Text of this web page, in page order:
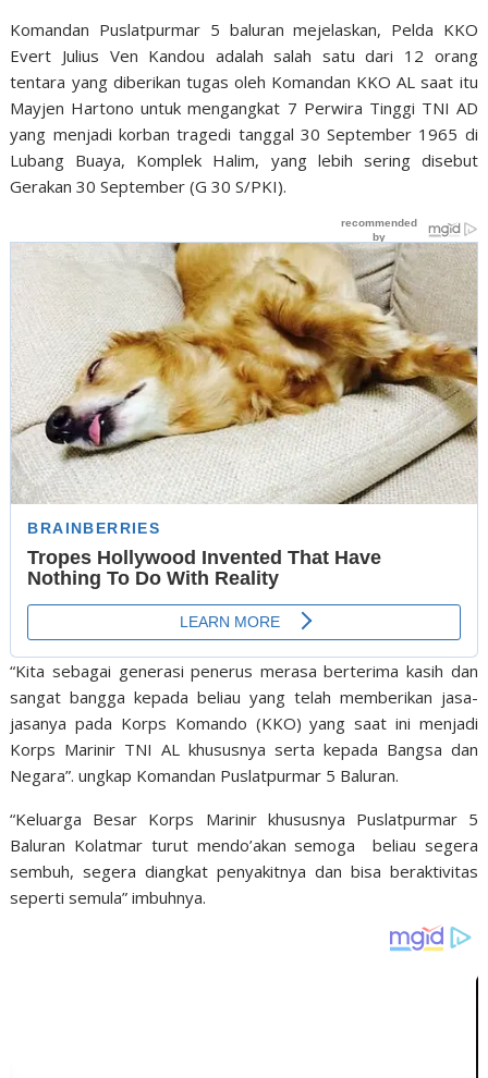
Komandan Puslatpurmar 5 baluran mejelaskan, Pelda KKO
Evert Julius Ven Kandou adalah salah satu dari 12 orang
tentara yang diberikan tugas oleh Komandan KKO AL saat itu
Mayjen Hartono untuk mengangkat 7 Perwira Tinggi TNI AD
yang menjadi korban tragedi tanggal 30 September 1965 di
Lubang Buaya, Komplek Halim, yang lebih sering disebut
Gerakan 30 September (G 30 S/PKI).
“Kita sebagai generasi penerus merasa berterima kasih dan
sangat bangga kepada beliau yang telah memberikan jasa-
jasanya pada Korps Komando (KKO) yang saat ini menjadi
Korps Marinir TNI AL khususnya serta kepada Bangsa dan
Negara”. ungkap Komandan Puslatpurmar 5 Baluran.
“Keluarga Besar Korps Marinir khususnya Puslatpurmar 5
Baluran Kolatmar turut mendo’akan semoga beliau segera
sembuh, segera diangkat penyakitnya dan bisa beraktivitas
seperti semula” imbuhnya.